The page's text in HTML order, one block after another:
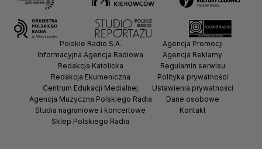
Polskie Radio S.A.
Informacyjna Agencja Radiowa
Redakcja Katolicka
Redakcja Ekumeniczna
Centrum Edukacji Medialnej
Agencja Muzyczna Polskiego Radia
Studia nagraniowe i koncertowe
Sklep Polskiego Radia
Agencja Promocji
Agencja Reklamy
Regulamin serwisu
Polityka prywatności
Ustawienia prywatności
Dane osobowe
Kontakt